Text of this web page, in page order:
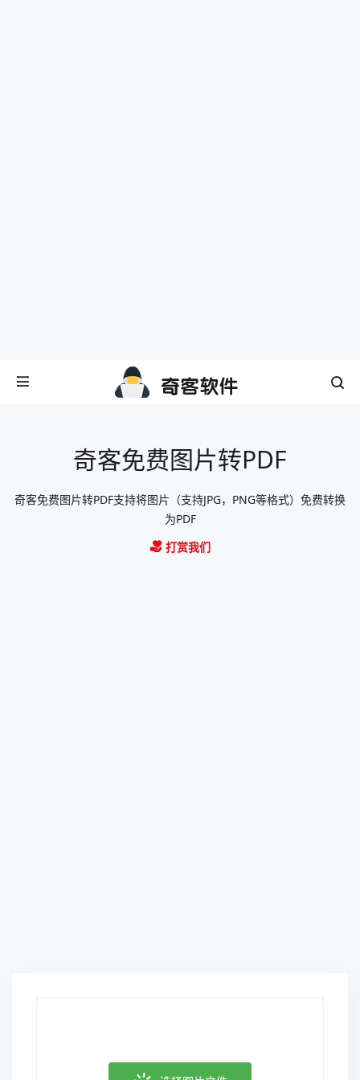
奇客免费图片转PDF
奇客免费图片转PDF支持将图片（支持JPG，PNG等格式）免费转换
为PDF
打赏我们